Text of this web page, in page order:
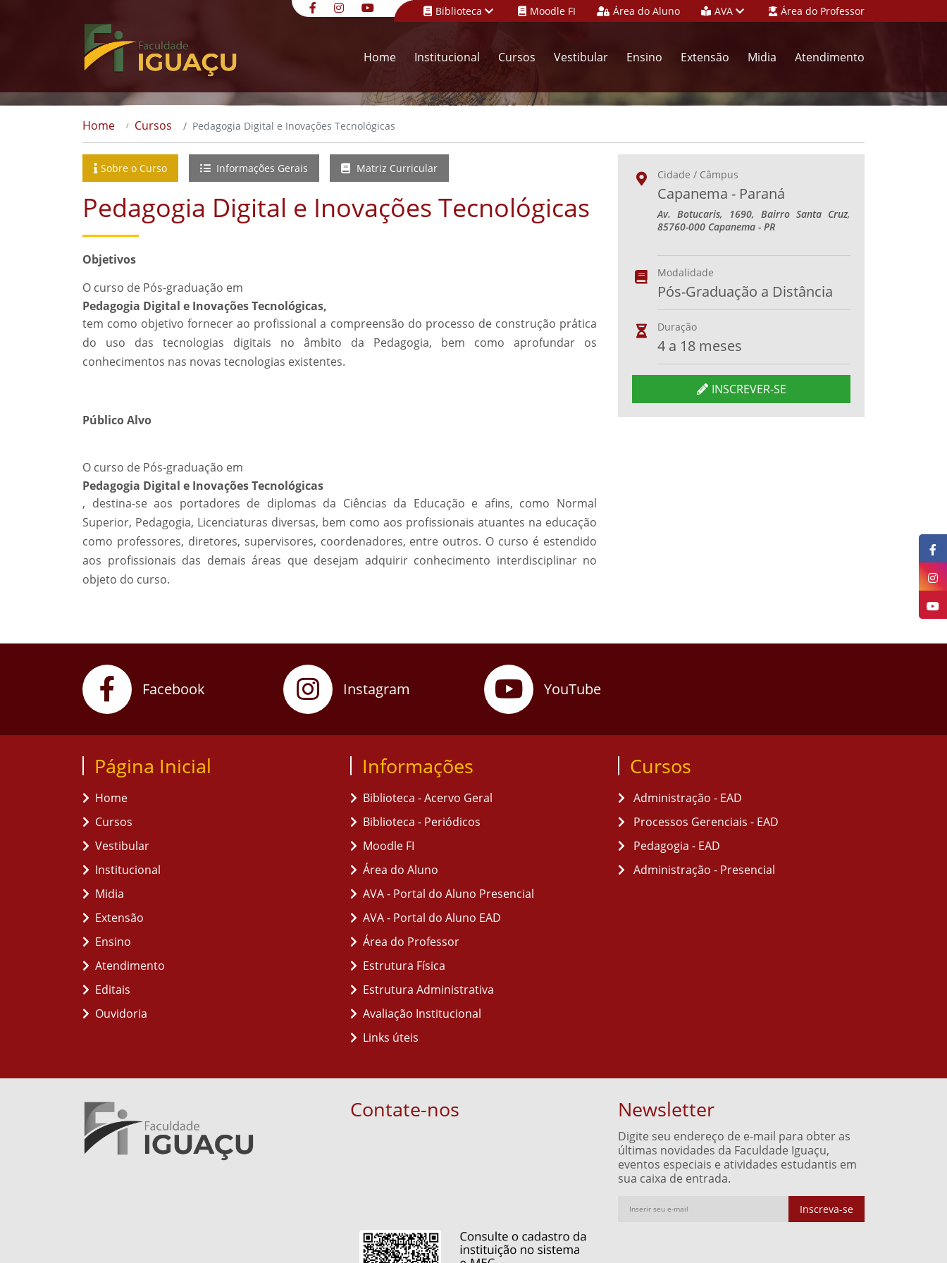
Biblioteca Moodle FI Área do Aluno AVA Área do Professor
Home Institucional Cursos Vestibular Ensino Extensão Midia Atendimento
Home Cursos Pedagogia Digital e Inovações Tecnológicas
Sobre o Curso Informações Gerais Matriz Curricular
Pedagogia Digital e Inovações Tecnológicas
Objetivos
O curso de Pós-graduação em
Pedagogia Digital e Inovações Tecnológicas,
tem como objetivo fornecer ao profissional a compreensão do processo de construção prática
do uso das tecnologias digitais no âmbito da Pedagogia, bem como aprofundar os
conhecimentos nas novas tecnologias existentes.
Público Alvo
O curso de Pós-graduação em
Pedagogia Digital e Inovações Tecnológicas
, destina-se aos portadores de diplomas da Ciências da Educação e afins, como Normal
Superior, Pedagogia, Licenciaturas diversas, bem como aos profissionais atuantes na educação
como professores, diretores, supervisores, coordenadores, entre outros. O curso é estendido
aos profissionais das demais áreas que desejam adquirir conhecimento interdisciplinar no
objeto do curso.
Cidade / Câmpus
Capanema - Paraná
Av. Botucaris, 1690, Bairro Santa Cruz,
85760-000 Capanema - PR
Modalidade
Pós-Graduação a Distância
Duração
4 a 18 meses
INSCREVER-SE
Facebook Instagram YouTube
Página Inicial
Home
Cursos
Vestibular
Institucional
Midia
Extensão
Ensino
Atendimento
Editais
Ouvidoria
Informações
Biblioteca - Acervo Geral
Biblioteca - Periódicos
Moodle FI
Área do Aluno
AVA - Portal do Aluno Presencial
AVA - Portal do Aluno EAD
Área do Professor
Estrutura Física
Estrutura Administrativa
Avaliação Institucional
Links úteis
Cursos
Administração - EAD
Processos Gerenciais - EAD
Pedagogia - EAD
Administração - Presencial
Contate-nos Newsletter
Digite seu endereço de e-mail para obter as
últimas novidades da Faculdade Iguaçu,
eventos especiais e atividades estudantis em
sua caixa de entrada.
Inscreva-se